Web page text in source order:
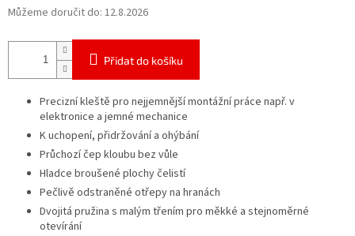
Můžeme doručit do: 12.8.2026
Přidat do košíku
Precizní kleště pro nejjemnější montážní práce např. v
elektronice a jemné mechanice
K uchopení, přidržování a ohýbání
Průchozí čep kloubu bez vůle
Hladce broušené plochy čelistí
Pečlivě odstraněné otřepy na hranách
Dvojitá pružina s malým třením pro měkké a stejnoměrné
otevírání